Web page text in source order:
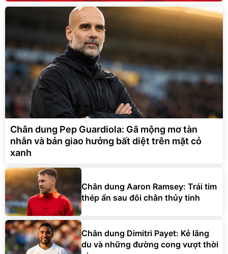
Chân dung Pep Guardiola: Gã mộng mơ tàn
nhẫn và bản giao hưởng bất diệt trên mặt cỏ
xanh
Chân dung Aaron Ramsey: Trái tim
thép ẩn sau đôi chân thủy tinh
Chân dung Dimitri Payet: Kẻ lãng
du và những đường cong vượt thời